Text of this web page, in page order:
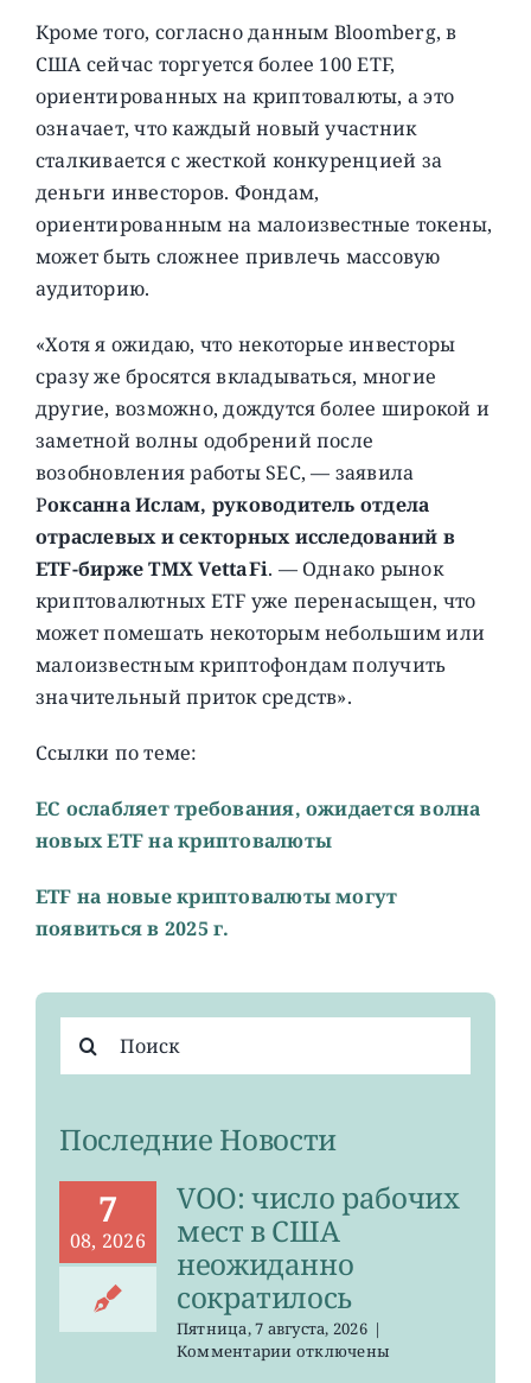
Кроме того, согласно данным Bloomberg, в
США сейчас торгуется более 100 ETF,
ориентированных на криптовалюты, а это
означает, что каждый новый участник
сталкивается с жесткой конкуренцией за
деньги инвесторов. Фондам,
ориентированным на малоизвестные токены,
может быть сложнее привлечь массовую
аудиторию.
«Хотя я ожидаю, что некоторые инвесторы
сразу же бросятся вкладываться, многие
другие, возможно, дождутся более широкой и
заметной волны одобрений после
возобновления работы SEC, — заявила
Роксанна Ислам, руководитель отдела
отраслевых и секторных исследований в
ETF-бирже TMX VettaFi. — Однако рынок
криптовалютных ETF уже перенасыщен, что
может помешать некоторым небольшим или
малоизвестным криптофондам получить
значительный приток средств».
Ссылки по теме:
EС ослабляет требования, ожидается волна
новых ETF на криптовалюты
ETF на новые криптовалюты могут
появиться в 2025 г.
Результат
поиска:
Последние Новости
7
08, 2026
VOO: число рабочих
мест в США
неожиданно
сократилось
Пятница, 7 августа, 2026 |
Комментариикотключены